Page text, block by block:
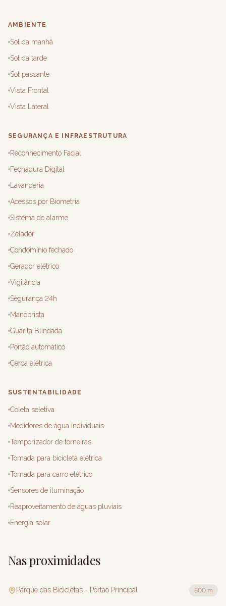
AMBIENTE
Sol da manhã
Sol da tarde
Sol passante
Vista Frontal
Vista Lateral
SEGURANÇA E INFRAESTRUTURA
Reconhecimento Facial
Fechadura Digital
Lavanderia
Acessos por Biometria
Sistema de alarme
Zelador
Condomínio fechado
Gerador elétrico
Vigilância
Segurança 24h
Manobrista
Guarita Blindada
Portão automático
Cerca elétrica
SUSTENTABILIDADE
Coleta seletiva
Medidores de água individuais
Temporizador de torneiras
Tomada para bicicleta elétrica
Tomada para carro elétrico
Sensores de iluminação
Reaproveitamento de águas pluviais
Energia solar
Nas proximidades
Parque das Bicicletas - Portão Principal 800 m